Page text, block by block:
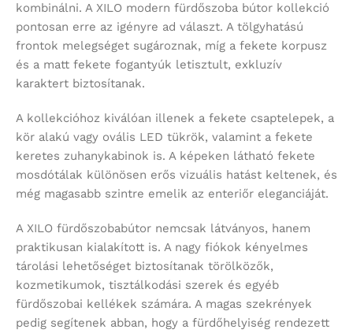
kombinálni. A XILO modern fürdőszoba bútor kollekció
pontosan erre az igényre ad választ. A tölgyhatású
frontok melegséget sugároznak, míg a fekete korpusz
és a matt fekete fogantyúk letisztult, exkluzív
karaktert biztosítanak.
A kollekcióhoz kiválóan illenek a fekete csaptelepek, a
kör alakú vagy ovális LED tükrök, valamint a fekete
keretes zuhanykabinok is. A képeken látható fekete
mosdótálak különösen erős vizuális hatást keltenek, és
még magasabb szintre emelik az enteriőr eleganciáját.
A XILO fürdőszobabútor nemcsak látványos, hanem
praktikusan kialakított is. A nagy fiókok kényelmes
tárolási lehetőséget biztosítanak törölközők,
kozmetikumok, tisztálkodási szerek és egyéb
fürdőszobai kellékek számára. A magas szekrények
pedig segítenek abban, hogy a fürdőhelyiség rendezett